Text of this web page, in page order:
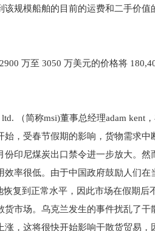
规模船舶的目前的运费和二手价值
万至 3050 万美元的价格将
（简称msi)董事总经理adam kent
，受春节假期的影响，货物需求中
印尼煤炭出口禁令进一步放大。然
率很低。由于中国政府鼓励人们在
复到正常水平，因此市场在假期后
市场。乌克兰发生的事件扰乱了干
，这将很快开始影响干散货贸易，